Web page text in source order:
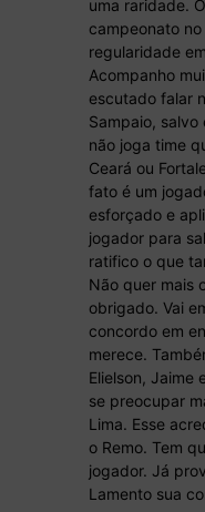
uma raridade.
campeonato
regularidade
Acompanho
escutado falar
Sampaio,
não joga time
Ceará ou
fato é um
esforçado e
jogador para
ratifico o que
Não quer mais
obrigado. Vai
concordo em
merece.
Elielson, Jaime
se preocupar
Lima. Esse
o Remo. Tem
jogador. Já
Lamento sua